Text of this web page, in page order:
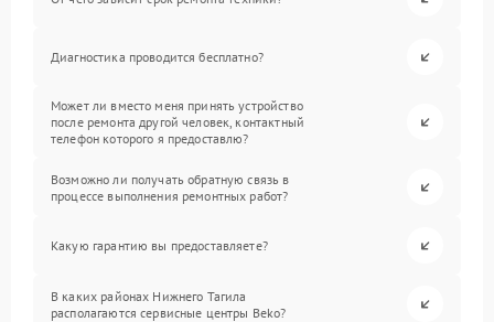
Диагностика проводится бесплатно?
Может ли вместо меня принять устройство
после ремонта другой человек, контактный
телефон которого я предоставлю?
Возможно ли получать обратную связь в
процессе выполнения ремонтных работ?
Какую гарантию вы предоставляете?
В каких районах Нижнего Тагила
располагаются сервисные центры Beko?